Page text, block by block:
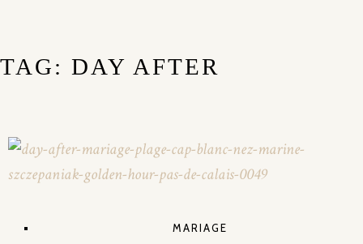
TAG: DAY AFTER
MARIAGE